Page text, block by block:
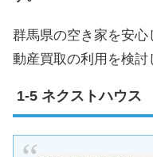
群馬県の空き家を安
動産買取の利用を検討
ネクストハウス